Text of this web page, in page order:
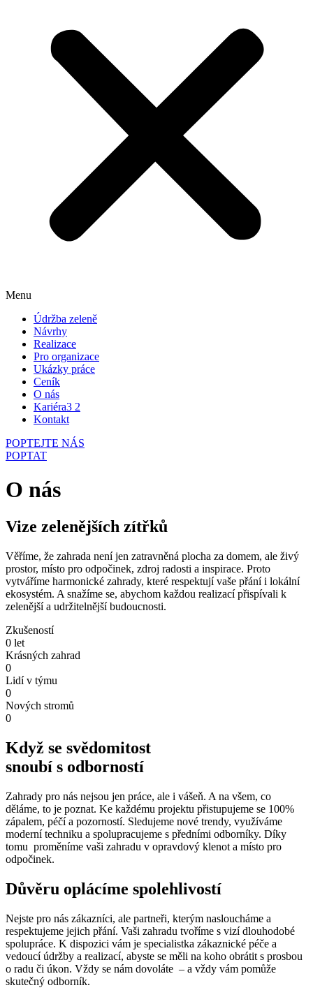
Menu
Údržba zeleně
Návrhy
Realizace
Pro organizace
Ukázky práce
Ceník
O nás
Kariéra3 2
Kontakt
POPTEJTE NÁS
POPTAT
O nás
Vize zelenějších zítřků
Věříme, že zahrada není jen zatravněná plocha za domem, ale živý
prostor, místo pro odpočinek, zdroj radosti a inspirace. Proto
vytváříme harmonické zahrady, které respektují vaše přání i lokální
ekosystém. A snažíme se, abychom každou realizací přispívali k
zelenější a udržitelnější budoucnosti.
Zkušeností
0 let
Krásných zahrad
0
Lidí v týmu
0
Nových stromů
0
Když se svědomitost
snoubí s odborností
Zahrady pro nás nejsou jen práce, ale i vášeň. A na všem, co
děláme, to je poznat. Ke každému projektu přistupujeme se 100%
zápalem, péčí a pozorností. Sledujeme nové trendy, využíváme
moderní techniku a spolupracujeme s předními odborníky. Díky
tomu proměníme vaši zahradu v opravdový klenot a místo pro
odpočinek.
Důvěru oplácíme spolehlivostí
Nejste pro nás zákazníci, ale partneři, kterým nasloucháme a
respektujeme jejich přání. Vaši zahradu tvoříme s vizí dlouhodobé
spolupráce. K dispozici vám je specialistka zákaznické péče a
vedoucí údržby a realizací, abyste se měli na koho obrátit s prosbou
o radu či úkon. Vždy se nám dovoláte – a vždy vám pomůže
skutečný odborník.